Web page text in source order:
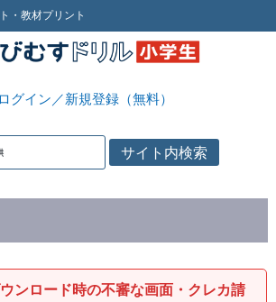
・教材プリント
ログイン／新規登録（無料）
ウンロード時の不審な画面・クレカ請